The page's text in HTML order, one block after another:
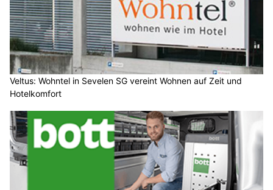
Veltus: Wohntel in Sevelen SG vereint Wohnen auf Zeit und
Hotelkomfort